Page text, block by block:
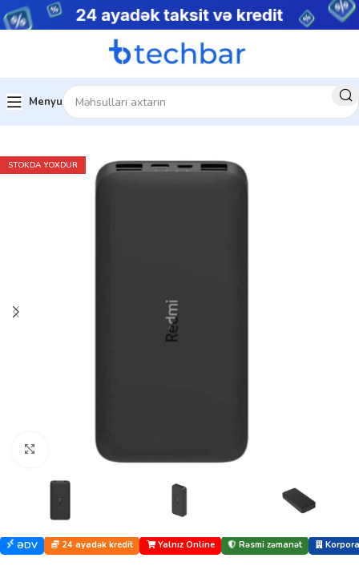
Menyu
Ev Telefon aksesuarları PowerBank
STOKDA YOXDUR
Böyütmək üçün klikləyin
ƏDV 24 ayadək kredit Yalnız Online Rəsmi zəmanət